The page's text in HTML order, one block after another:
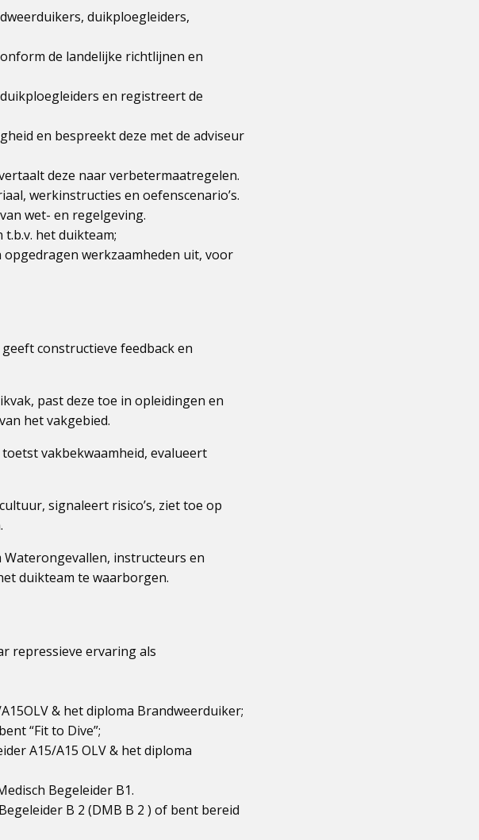
duikploegleiders,
de landelijke richtlijnen en
en registreert de
en bespreekt deze met de adviseur
deze naar verbetermaatregelen.
werkinstructies en oefenscenario’s.
wet- en regelgeving.
het duikteam;
werkzaamheden uit, voor
constructieve feedback en
past deze toe in opleidingen en
het vakgebied.
vakbekwaamheid, evalueert
signaleert risico’s, ziet toe op
instructeurs en
duikteam te waarborgen.
repressieve ervaring als
& het diploma Brandweerduiker;
“Fit to Dive”;
A15/A15 OLV & het diploma
Begeleider B1.
B 2 (DMB B 2 ) of bent bereid